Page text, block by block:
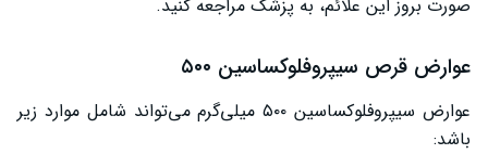
صورت بروز این علائم، به پزشک مراجعه کنید.
عوارض قرص سیپروفلوکساسین ۵۰۰
عوارض سیپروفلوکساسین ۵۰۰ میلی‌گرم می‌تواند شامل موارد زیر
باشد: